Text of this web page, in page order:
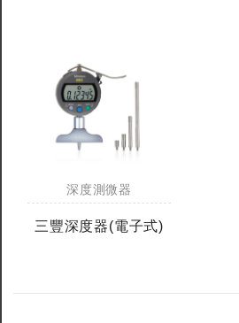
深度測微器
三豐深度器(電子式)